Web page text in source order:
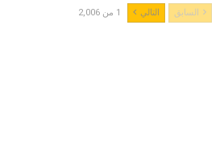
السابق التالي 1 من 2,006